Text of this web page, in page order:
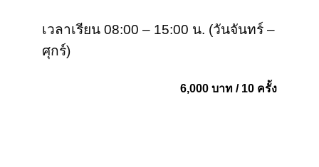
เวลาเรียน 08:00 – 15:00 น. (วันจันทร์ –
ศุกร์)
6,000 บาท / 10 ครั้ง